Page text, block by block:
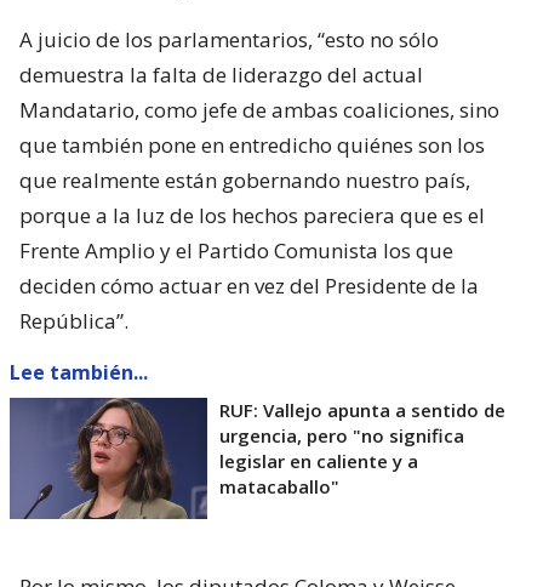
A juicio de los parlamentarios, “esto no sólo
demuestra la falta de liderazgo del actual
Mandatario, como jefe de ambas coaliciones, sino
que también pone en entredicho quiénes son los
que realmente están gobernando nuestro país,
porque a la luz de los hechos pareciera que es el
Frente Amplio y el Partido Comunista los que
deciden cómo actuar en vez del Presidente de la
República”.
Lee también...
RUF: Vallejo apunta a sentido de
urgencia, pero "no significa
legislar en caliente y a
matacaballo"